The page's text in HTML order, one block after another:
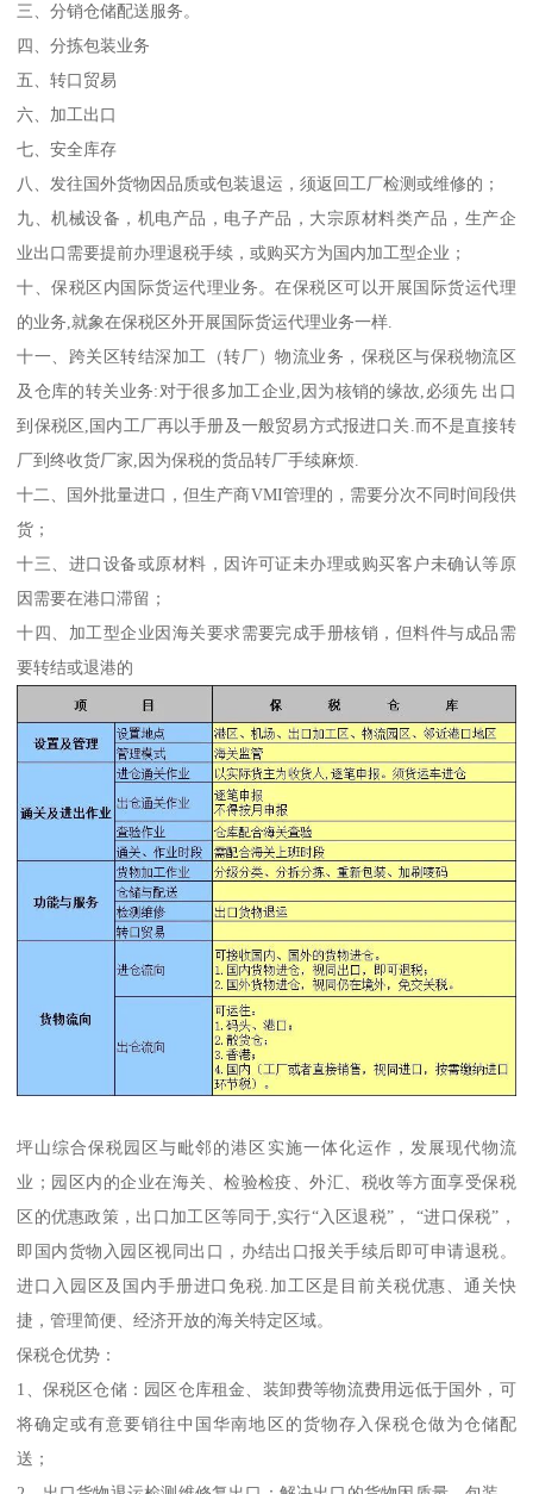
三、分销仓储配送服务。
四、分拣包装业务
五、转口贸易
六、加工出口
七、安全库存
八、发往国外货物因品质或包装退运，须返回工厂检测或维修的；
九、机械设备，机电产品，电子产品，大宗原材料类产品，生产企
业出口需要提前办理退税手续，或购买方为国内加工型企业；
十、保税区内国际货运代理业务。在保税区可以开展国际货运代理
的业务,就象在保税区外开展国际货运代理业务一样.
十一、跨关区转结深加工（转厂）物流业务，保税区与保税物流区
及仓库的转关业务:对于很多加工企业,因为核销的缘故,必须先 出口
到保税区,国内工厂再以手册及一般贸易方式报进口关.而不是直接转
厂到终收货厂家,因为保税的货品转厂手续麻烦.
十二、国外批量进口，但生产商VMI管理的，需要分次不同时间段供
货；
十三、进口设备或原材料，因许可证未办理或购买客户未确认等原
因需要在港口滞留；
十四、加工型企业因海关要求需要完成手册核销，但料件与成品需
要转结或退港的
坪山综合保税园区与毗邻的港区实施一体化运作，发展现代物流
业；园区内的企业在海关、检验检疫、外汇、税收等方面享受保税
区的优惠政策，出口加工区等同于,实行“入区退税”， “进口保税”，
即国内货物入园区视同出口，办结出口报关手续后即可申请退税。
进口入园区及国内手册进口免税.加工区是目前关税优惠、通关快
捷，管理简便、经济开放的海关特定区域。
保税仓优势：
1、保税区仓储：园区仓库租金、装卸费等物流费用远低于国外，可
将确定或有意要销往中国华南地区的货物存入保税仓做为仓储配
送；